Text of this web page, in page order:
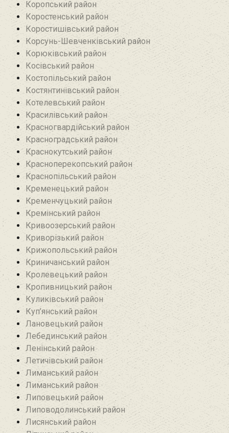
Коропський район
Коростенський район
Коростишівський район‎
Корсунь-Шевченківський район
Корюківський район
Косівський район
Костопільський район
Костянтинівський район‎
Котелевський район
Красилівський район
Красногвардійський район
Красноградський район
Краснокутський район
Красноперекопський район
Краснопільський район
Кременецький район
Кременчуцький район
Кремінський район‎
Кривоозерський район‎
Криворізький район
Крижопольський район
Криничанський район
Кролевецький район‎
Кропивницький район
Куликівський район
Куп’янський район
Лановецький район
Лебединський район
Ленінський район
Летичівський район
Лиманський район
Лиманський район
Липовецький район
Липоводолинський район
Лисянський район